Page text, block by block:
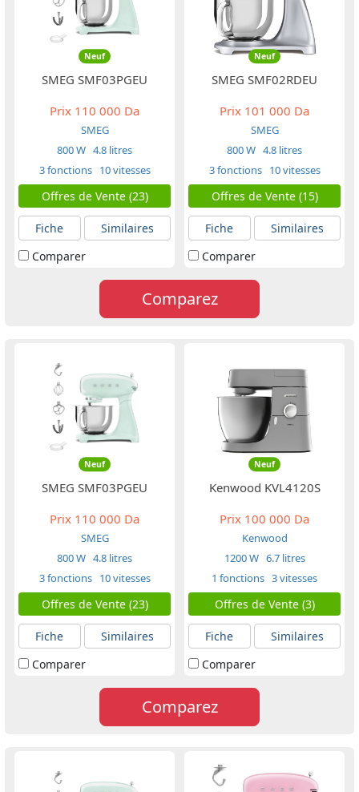
Neuf
SMEG SMF03PGEU
Prix 110 000 Da
SMEG
800 W 4.8 litres
3 fonctions 10 vitesses
Offres de Vente (23)
Fiche
Similaires
Comparer
Neuf
SMEG SMF02RDEU
Prix 101 000 Da
SMEG
800 W 4.8 litres
3 fonctions 10 vitesses
Offres de Vente (15)
Fiche
Similaires
Comparer
Comparez
Neuf
SMEG SMF03PGEU
Prix 110 000 Da
SMEG
800 W 4.8 litres
3 fonctions 10 vitesses
Offres de Vente (23)
Fiche
Similaires
Comparer
Neuf
Kenwood KVL4120S
Prix 100 000 Da
Kenwood
1200 W 6.7 litres
1 fonctions 3 vitesses
Offres de Vente (3)
Fiche
Similaires
Comparer
Comparez